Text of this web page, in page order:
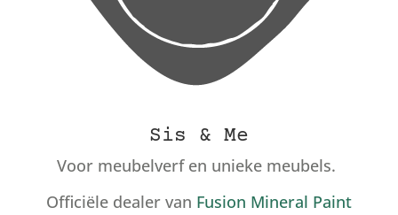
Sis & Me
Voor meubelverf en unieke meubels.
Officiële dealer van Fusion Mineral Paint